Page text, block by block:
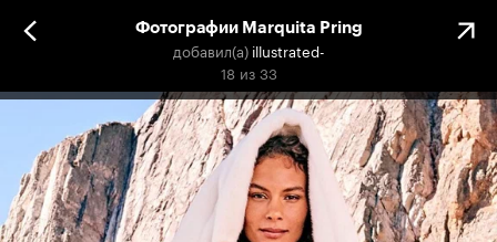
Фотографии Marquita Pring
добавил(а) illustrated-
18 из 33